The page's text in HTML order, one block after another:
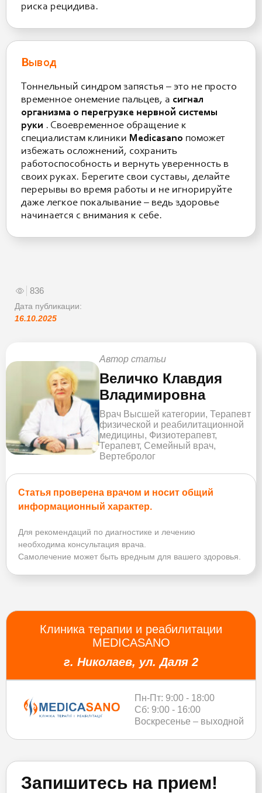
риска рецидива.
Вывод
Тоннельный синдром запястья – это не просто
временное онемение пальцев, а сигнал
организма о перегрузке нервной системы
руки . Своевременное обращение к
специалистам клиники Medicasano поможет
избежать осложнений, сохранить
работоспособность и вернуть уверенность в
своих руках. Берегите свои суставы, делайте
перерывы во время работы и не игнорируйте
даже легкое покалывание – ведь здоровье
начинается с внимания к себе.
836
Дата публикации:
16.10.2025
Автор статьи
Величко Клавдия
Владимировна
Врач Высшей категории, Терапевт
физической и реабилитационной
медицины, Физиотерапевт,
Терапевт, Семейный врач,
Вертебролог
Статья проверена врачом и носит общий
информационный характер.
Для рекомендаций по диагностике и лечению
необходима консультация врача.
Самолечение может быть вредным для вашего здоровья.
Клиника терапии и реабилитации
MEDICASANO
г. Николаев, ул. Даля 2
Пн-Пт: 9:00 - 18:00
Сб: 9:00 - 16:00
Воскресенье – выходной
Запишитесь на прием!